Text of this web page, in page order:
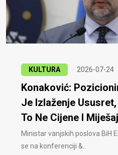
KULTURA 2026-07-24
Konaković:
Je Izlaženje
To Ne Cijene I
Ministar vanjskih poslova BiH
se na konferenciji &..